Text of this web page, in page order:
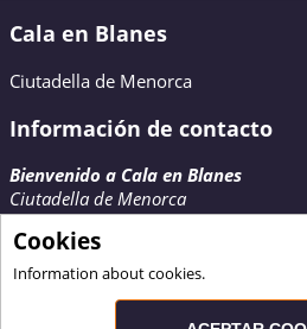
Cookies
Information about cookies.
Cala en Blanes
Ciutadella de Menorca
Información de contacto
Bienvenido a Cala en Blanes
Ciutadella de Menorca
Contactar